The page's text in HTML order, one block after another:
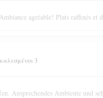
agréable! Plats raffinés et
3
Ansprechendes Ambiente und